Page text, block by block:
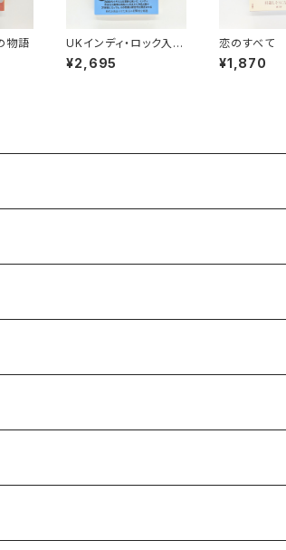
物語
UKインディ・ロック入
門 ポスト・パンク、ギ
ター・ポップ、スカとダブ
¥2,695
恋のすべて
¥1,870